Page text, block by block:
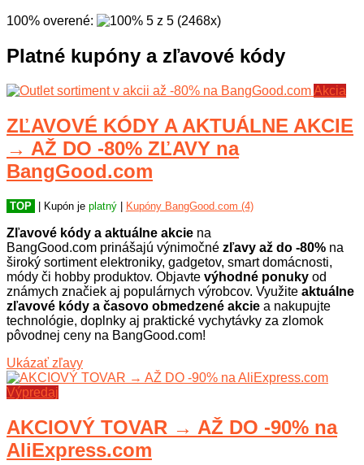
100% overené: 5 z 5 (2468x)
Platné kupóny a zľavové kódy
Akcia
ZĽAVOVÉ KÓDY A AKTUÁLNE AKCIE
→ AŽ DO -80% ZĽAVY na
BangGood.com
TOP | Kupón je platný Kupóny BangGood.com (4)
Zľavové kódy a aktuálne akcie na
BangGood.com prinášajú výnimočné zľavy až do -80% na
široký sortiment elektroniky, gadgetov, smart domácnosti,
módy či hobby produktov. Objavte výhodné ponuky od
známych značiek aj populárnych výrobcov. Využite aktuálne
zľavové kódy a časovo obmedzené akcie a nakupujte
technológie, doplnky aj praktické vychytávky za zlomok
pôvodnej ceny na BangGood.com!
Ukázať zľavy
Výpredaj
AKCIOVÝ TOVAR → AŽ DO -90% na
AliExpress.com